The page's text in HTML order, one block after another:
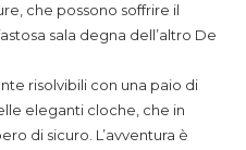
che possono soffrire il
sala degna dell’altro De
risolvibili con una paio di
eleganti cloche, che in
di sicuro. L’avventura è